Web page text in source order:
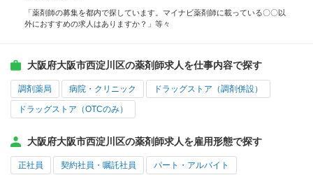
「薬剤師の募集を都内で探しています。マイナビ薬剤師に載っている〇〇以
外におすすめの求人はありますか？」等々
大阪府大阪市西淀川区の薬剤師求人を仕事内容で探す
調剤薬局 病院・クリニック ドラッグストア（調剤併設）
ドラッグストア（OTCのみ）
大阪府大阪市西淀川区の薬剤師求人を雇用形態で探す
正社員 契約社員・嘱託社員 パート・アルバイト